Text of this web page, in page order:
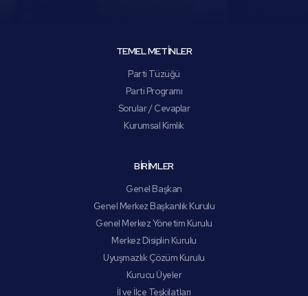
TEMEL METİNLER
Parti Tüzüğü
Parti Programı
Sorular / Cevaplar
Kurumsal Kimlik
BİRİMLER
Genel Başkan
Genel Merkez Başkanlık Kurulu
Genel Merkez Yönetim Kurulu
Merkez Disiplin Kurulu
Uyuşmazlık Çözüm Kurulu
Kurucu Üyeler
İl ve İlçe Teşkilatları